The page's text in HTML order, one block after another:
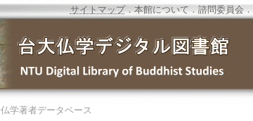
サイトマップ．本館について．諮問委員会．
仏学著者データベース